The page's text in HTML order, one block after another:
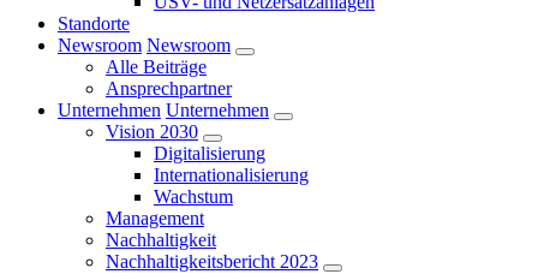
Standorte
Newsroom Newsroom
Alle Beiträge
Ansprechpartner
Unternehmen Unternehmen
Vision 2030
Digitalisierung
Internationalisierung
Wachstum
Management
Nachhaltigkeit
Nachhaltigkeitsbericht 2023